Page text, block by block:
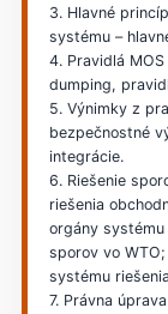
3. Hlavné
systému –
4. Pravidlá
dumping,
5. Výnimky z
bezpečnostné
integrácie.
6. Riešenie
riešenia
orgány
sporov vo
systému
7. Právna